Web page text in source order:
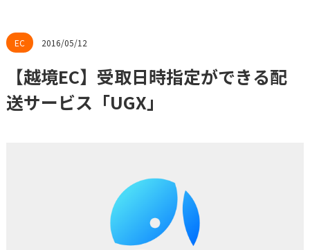
2016/05/12
【越境EC】受取日時指定ができる配
送サービス「UGX」